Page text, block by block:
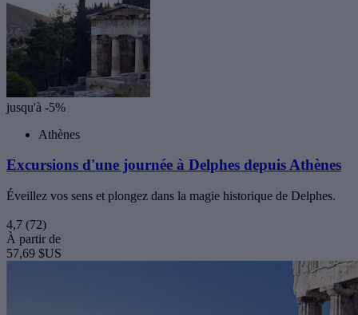
jusqu'à -5%
Athènes
Excursions d'une journée à Delphes depuis Athènes
Éveillez vos sens et plongez dans la magie historique de Delphes.
4,7 (72)
À partir de
57,69 $US